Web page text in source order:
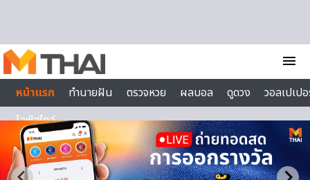
menu
หน้าแรก
ทำนายฝัน ตรวจหวย ผลบอล ดูดวง
วอลเปเป
ไลฟ์สไตล์